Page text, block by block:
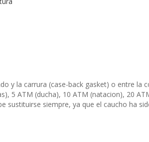
y la carrura (case-back gasket) o entre la
5 ATM (ducha), 10 ATM (natacion), 20
sustituirse siempre, ya que el caucho ha